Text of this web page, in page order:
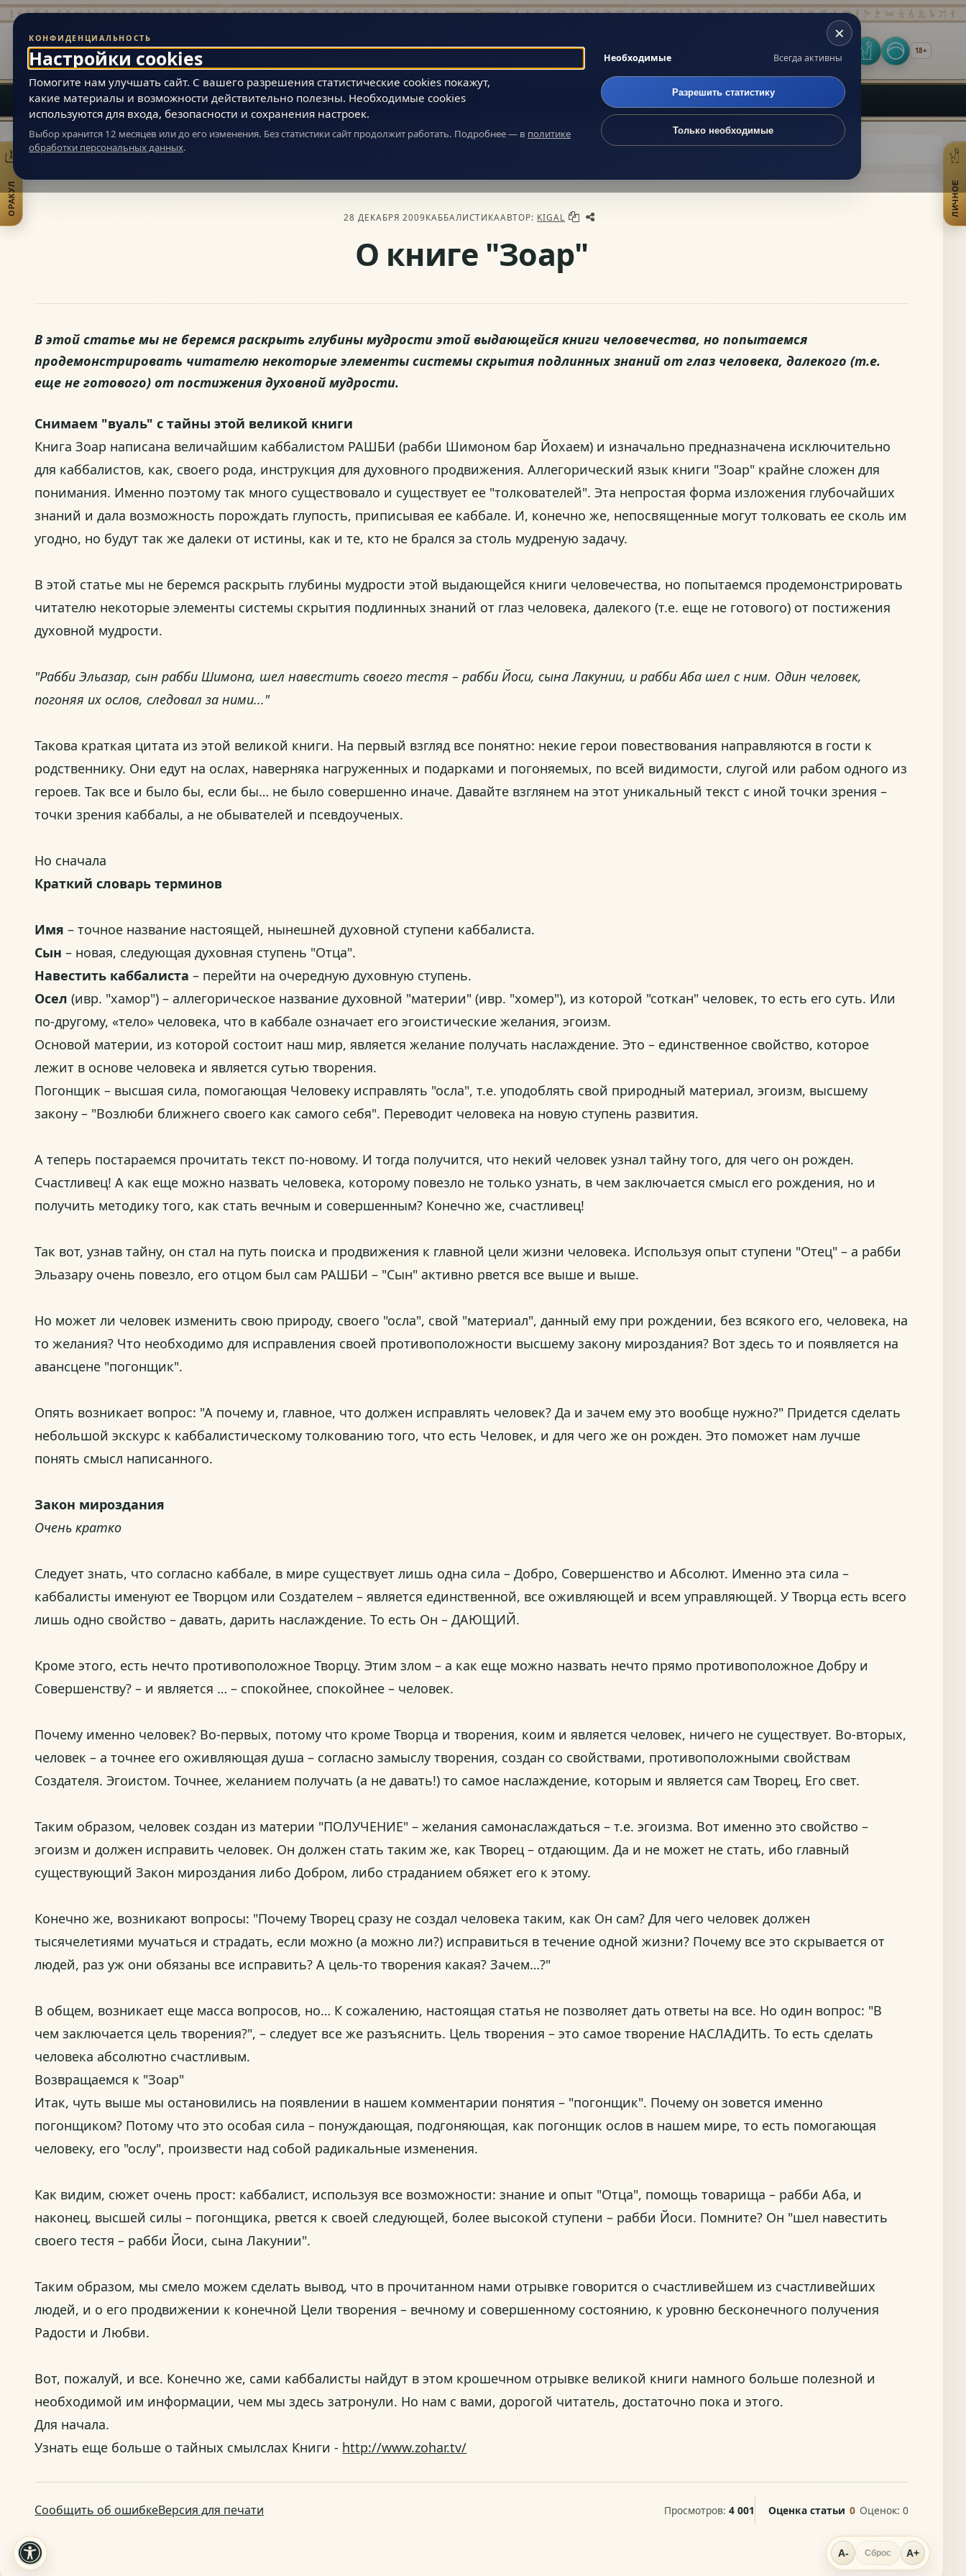
Живая Эзотерика
МАГИЯ ВНУТРЕННЕЙ ВСЕЛЕННОЙ ЧЕЛОВЕКА ОракулЛичноеВключить
18+
Главное Сообщество О нас
ЛИЧНОЕ
ОРАКУЛОткрыть практики
Живая Эзотерика»Статьи»Эзотерические направления, школы и организации
28 ДЕКАБРЯ 2009КАББАЛИСТИКААВТОР: KIGAL
О книге "Зоар"
A- Сброс A+
В этой статье мы не беремся раскрыть глубины мудрости этой выдающейся книги человечества, но попытаемся
продемонстрировать читателю некоторые элементы системы скрытия подлинных знаний от глаз человека, далекого (т.е.
еще не готового) от постижения духовной мудрости.
Снимаем "вуаль" с тайны этой великой книги
Книга Зоар написана величайшим каббалистом РАШБИ (рабби Шимоном бар Йохаем) и изначально предназначена исключительно
для каббалистов, как, своего рода, инструкция для духовного продвижения. Аллегорический язык книги "Зоар" крайне сложен для
понимания. Именно поэтому так много существовало и существует ее "толкователей". Эта непростая форма изложения глубочайших
знаний и дала возможность порождать глупость, приписывая ее каббале. И, конечно же, непосвященные могут толковать ее сколь им
угодно, но будут так же далеки от истины, как и те, кто не брался за столь мудреную задачу.
В этой статье мы не беремся раскрыть глубины мудрости этой выдающейся книги человечества, но попытаемся продемонстрировать
читателю некоторые элементы системы скрытия подлинных знаний от глаз человека, далекого (т.е. еще не готового) от постижения
духовной мудрости.
"Рабби Эльазар, сын рабби Шимона, шел навестить своего тестя – рабби Йоси, сына Лакунии, и рабби Аба шел с ним. Один человек,
погоняя их ослов, следовал за ними..."
Такова краткая цитата из этой великой книги. На первый взгляд все понятно: некие герои повествования направляются в гости к
родственнику. Они едут на ослах, наверняка нагруженных и подарками и погоняемых, по всей видимости, слугой или рабом одного из
героев. Так все и было бы, если бы… не было совершенно иначе. Давайте взглянем на этот уникальный текст с иной точки зрения –
точки зрения каббалы, а не обывателей и псевдоученых.
Но сначала
Краткий словарь терминов
Имя – точное название настоящей, нынешней духовной ступени каббалиста.
Сын – новая, следующая духовная ступень "Отца".
Навестить каббалиста – перейти на очередную духовную ступень.
Осел (ивр. "хамор") – аллегорическое название духовной "материи" (ивр. "хомер"), из которой "соткан" человек, то есть его суть. Или
по-другому, «тело» человека, что в каббале означает его эгоистические желания, эгоизм.
Основой материи, из которой состоит наш мир, является желание получать наслаждение. Это – единственное свойство, которое
лежит в основе человека и является сутью творения.
Погонщик – высшая сила, помогающая Человеку исправлять "осла", т.е. уподоблять свой природный материал, эгоизм, высшему
закону – "Возлюби ближнего своего как самого себя". Переводит человека на новую ступень развития.
А теперь постараемся прочитать текст по-новому. И тогда получится, что некий человек узнал тайну того, для чего он рожден.
Счастливец! А как еще можно назвать человека, которому повезло не только узнать, в чем заключается смысл его рождения, но и
получить методику того, как стать вечным и совершенным? Конечно же, счастливец!
Так вот, узнав тайну, он стал на путь поиска и продвижения к главной цели жизни человека. Используя опыт ступени "Отец" – а рабби
Эльазару очень повезло, его отцом был сам РАШБИ – "Сын" активно рвется все выше и выше.
Но может ли человек изменить свою природу, своего "осла", свой "материал", данный ему при рождении, без всякого его, человека, на
то желания? Что необходимо для исправления своей противоположности высшему закону мироздания? Вот здесь то и появляется на
авансцене "погонщик".
Опять возникает вопрос: "А почему и, главное, что должен исправлять человек? Да и зачем ему это вообще нужно?" Придется сделать
небольшой экскурс к каббалистическому толкованию того, что есть Человек, и для чего же он рожден. Это поможет нам лучше
понять смысл написанного.
Закон мироздания
Очень кратко
Следует знать, что согласно каббале, в мире существует лишь одна сила – Добро, Совершенство и Абсолют. Именно эта сила –
каббалисты именуют ее Творцом или Создателем – является единственной, все оживляющей и всем управляющей. У Творца есть всего
лишь одно свойство – давать, дарить наслаждение. То есть Он – ДАЮЩИЙ.
Кроме этого, есть нечто противоположное Творцу. Этим злом – а как еще можно назвать нечто прямо противоположное Добру и
Совершенству? – и является … – спокойнее, спокойнее – человек.
Почему именно человек? Во-первых, потому что кроме Творца и творения, коим и является человек, ничего не существует. Во-вторых,
человек – а точнее его оживляющая душа – согласно замыслу творения, создан со свойствами, противоположными свойствам
Создателя. Эгоистом. Точнее, желанием получать (а не давать!) то самое наслаждение, которым и является сам Творец, Его свет.
Таким образом, человек создан из материи "ПОЛУЧЕНИЕ" – желания самонаслаждаться – т.е. эгоизма. Вот именно это свойство –
эгоизм и должен исправить человек. Он должен стать таким же, как Творец – отдающим. Да и не может не стать, ибо главный
существующий Закон мироздания либо Добром, либо страданием обяжет его к этому.
Конечно же, возникают вопросы: "Почему Творец сразу не создал человека таким, как Он сам? Для чего человек должен
тысячелетиями мучаться и страдать, если можно (а можно ли?) исправиться в течение одной жизни? Почему все это скрывается от
людей, раз уж они обязаны все исправить? А цель-то творения какая? Зачем…?"
В общем, возникает еще масса вопросов, но… К сожалению, настоящая статья не позволяет дать ответы на все. Но один вопрос: "В
чем заключается цель творения?", – следует все же разъяснить. Цель творения – это самое творение НАСЛАДИТЬ. То есть сделать
человека абсолютно счастливым.
Возвращаемся к "Зоар"
Итак, чуть выше мы остановились на появлении в нашем комментарии понятия – "погонщик". Почему он зовется именно
погонщиком? Потому что это особая сила – понуждающая, подгоняющая, как погонщик ослов в нашем мире, то есть помогающая
человеку, его "ослу", произвести над собой радикальные изменения.
Как видим, сюжет очень прост: каббалист, используя все возможности: знание и опыт "Отца", помощь товарища – рабби Аба, и
наконец, высшей силы – погонщика, рвется к своей следующей, более высокой ступени – рабби Йоси. Помните? Он "шел навестить
своего тестя – рабби Йоси, сына Лакунии".
Таким образом, мы смело можем сделать вывод, что в прочитанном нами отрывке говорится о счастливейшем из счастливейших
людей, и о его продвижении к конечной Цели творения – вечному и совершенному состоянию, к уровню бесконечного получения
Радости и Любви.
Вот, пожалуй, и все. Конечно же, сами каббалисты найдут в этом крошечном отрывке великой книги намного больше полезной и
необходимой им информации, чем мы здесь затронули. Но нам с вами, дорогой читатель, достаточно пока и этого.
Для начала.
Узнать еще больше о тайных смылслах Книги - http://www.zohar.tv/
Сообщить об ошибкеВерсия для печати Просмотров:4 001 Оценка статьи 0 Оценок: 0
×
КОНФИДЕНЦИАЛЬНОСТЬ
Настройки cookies
Помогите нам улучшать сайт. С вашего разрешения статистические cookies покажут,
какие материалы и возможности действительно полезны. Необходимые cookies
используются для входа, безопасности и сохранения настроек.
Выбор хранится 12 месяцев или до его изменения. Без статистики сайт продолжит работать. Подробнее — в политике
обработки персональных данных.
Необходимые Всегда активны
Разрешить статистику
Только необходимые